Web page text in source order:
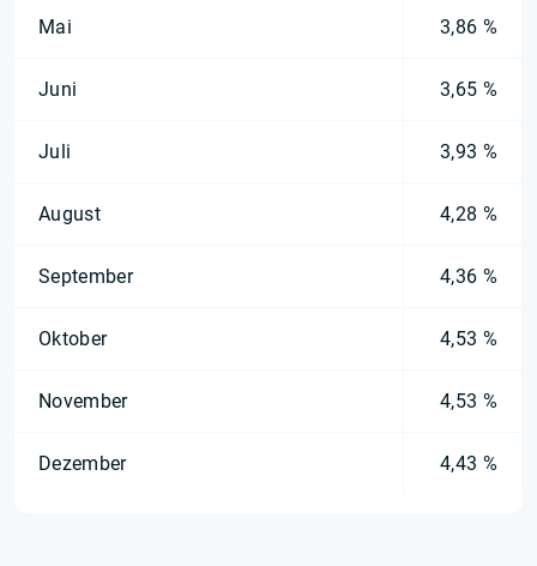
Mai 3,86 %
Juni 3,65 %
Juli 3,93 %
August 4,28 %
September 4,36 %
Oktober 4,53 %
November 4,53 %
Dezember 4,43 %